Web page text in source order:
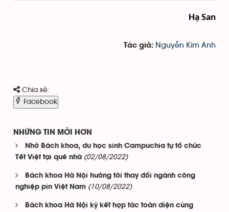
Hạ San
Tác giả: Nguyễn Kim Anh
Chia sẻ:
Facebook
NHỮNG TIN MỚI HƠN
Nhớ Bách khoa, du học sinh Campuchia tự tổ chức
Tết Việt tại quê nhà (02/08/2022)
Bách khoa Hà Nội hướng tới thay đổi ngành công
nghiệp pin Việt Nam (10/08/2022)
Bách khoa Hà Nội ký kết hợp tác toàn diện cùng